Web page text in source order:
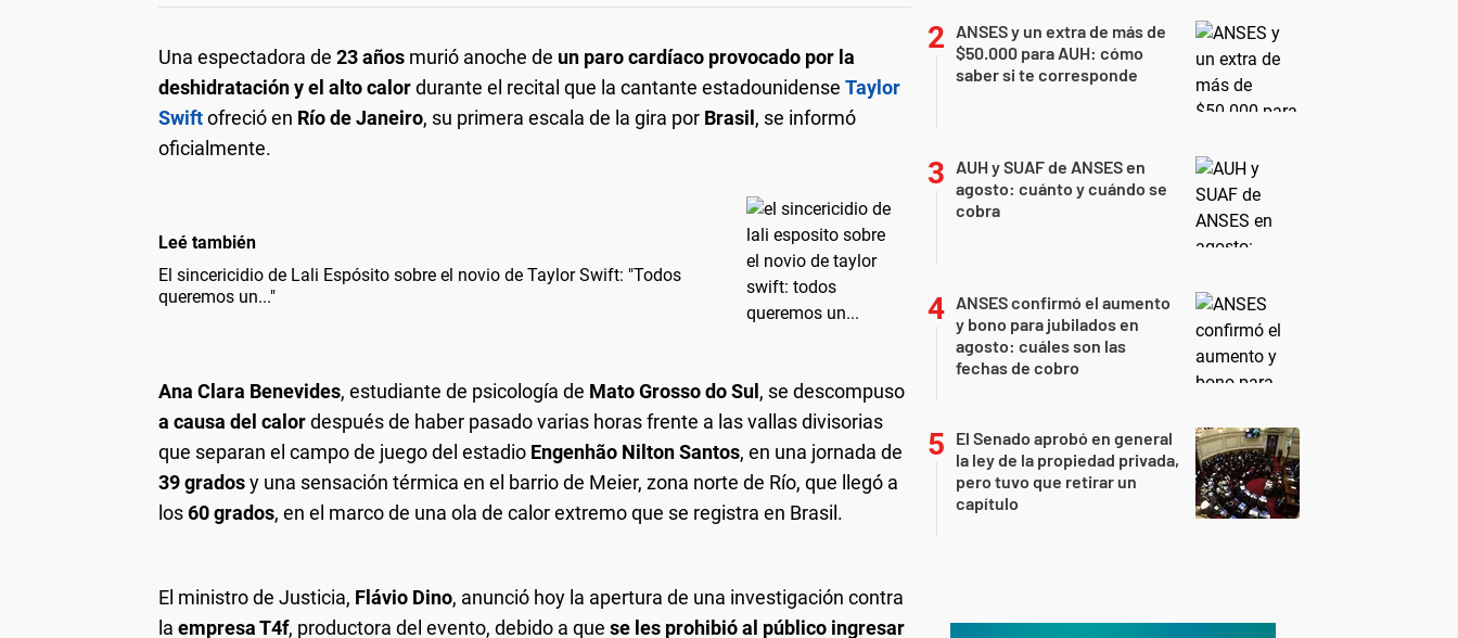
Una espectadora de 23 años murió anoche de un paro cardíaco provocado por la
deshidratación y el alto calordurante el recital que la cantante estadounidense Taylor
Swiftofreció en Río de Janeiro, su primera escala de la gira por Brasil, se informó
oficialmente.
Leé también
El sincericidio de Lali Espósito sobre el novio de Taylor Swift: "Todos
queremos un..."
Ana Clara Benevides, estudiante de psicología de Mato Grosso do Sul, se descompuso
a causa del calordespués de haber pasado varias horas frente a las vallas divisorias
que separan el campo de juego del estadio Engenhão Nilton Santos, en una jornada de
39 gradosy una sensación térmica en el barrio de Meier, zona norte de Río, que llegó a
los60 grados, en el marco de una ola de calor extremo que se registra en Brasil.
El ministro de Justicia, Flávio Dino, anunció hoy la apertura de una investigación contra
la empresa T4f, productora del evento, debido a que se les prohibió al público ingresar
ANSES y un extra de más de
$50.000 para AUH: cómo
saber si te corresponde
AUH y SUAF de ANSES en
agosto: cuánto y cuándo se
cobra
ANSES confirmó el aumento
y bono para jubilados en
agosto: cuáles son las
fechas de cobro
El Senado aprobó en general
la ley de la propiedad privada,
pero tuvo que retirar un
capítulo